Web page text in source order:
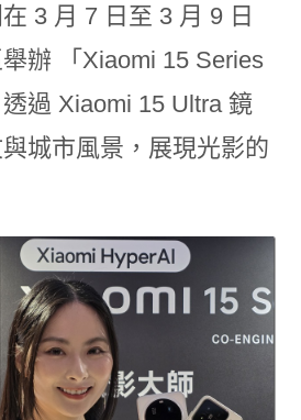
3 月 7 日至 3 月 9 日
辦 「Xiaomi 15 Series
過 Xiaomi 15 Ultra 鏡
城市風景，展現光影的